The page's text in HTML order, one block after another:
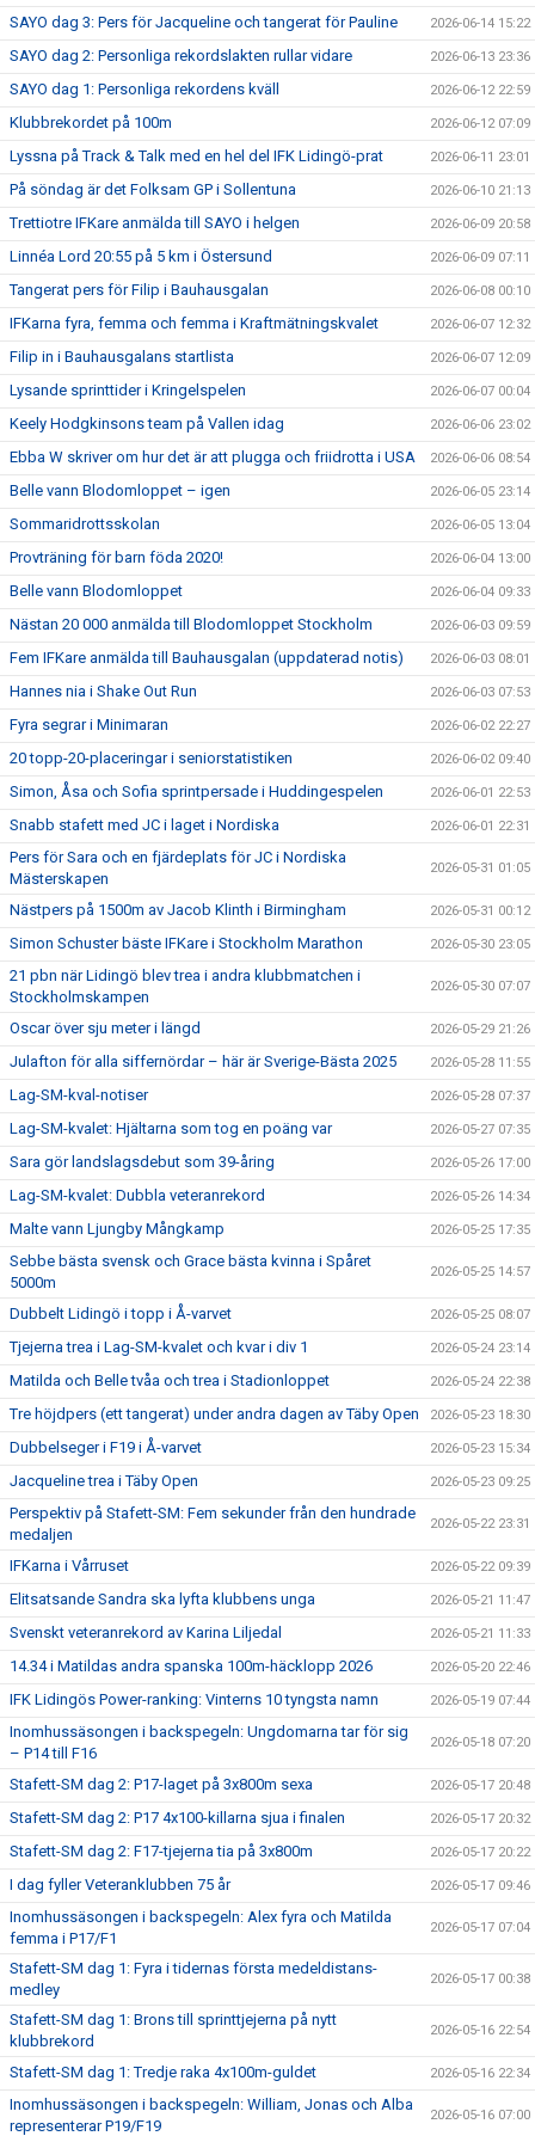
SAYO dag 3: Pers för Jacqueline och tangerat för Pauline 2026-06-14 15:22
SAYO dag 2: Personliga rekordslakten rullar vidare 2026-06-13 23:36
SAYO dag 1: Personliga rekordens kväll 2026-06-12 22:59
Klubbrekordet på 100m 2026-06-12 07:09
Lyssna på Track & Talk med en hel del IFK Lidingö-prat 2026-06-11 23:01
På söndag är det Folksam GP i Sollentuna 2026-06-10 21:13
Trettiotre IFKare anmälda till SAYO i helgen 2026-06-09 20:58
Linnéa Lord 20:55 på 5 km i Östersund 2026-06-09 07:11
Tangerat pers för Filip i Bauhausgalan 2026-06-08 00:10
IFKarna fyra, femma och femma i Kraftmätningskvalet 2026-06-07 12:32
Filip in i Bauhausgalans startlista 2026-06-07 12:09
Lysande sprinttider i Kringelspelen 2026-06-07 00:04
Keely Hodgkinsons team på Vallen idag 2026-06-06 23:02
Ebba W skriver om hur det är att plugga och friidrotta i USA 2026-06-06 08:54
Belle vann Blodomloppet – igen 2026-06-05 23:14
Sommaridrottsskolan 2026-06-05 13:04
Provträning för barn föda 2020! 2026-06-04 13:00
Belle vann Blodomloppet 2026-06-04 09:33
Nästan 20 000 anmälda till Blodomloppet Stockholm 2026-06-03 09:59
Fem IFKare anmälda till Bauhausgalan (uppdaterad notis) 2026-06-03 08:01
Hannes nia i Shake Out Run 2026-06-03 07:53
Fyra segrar i Minimaran 2026-06-02 22:27
20 topp-20-placeringar i seniorstatistiken 2026-06-02 09:40
Simon, Åsa och Sofia sprintpersade i Huddingespelen 2026-06-01 22:53
Snabb stafett med JC i laget i Nordiska 2026-06-01 22:31
Pers för Sara och en fjärdeplats för JC i Nordiska
Mästerskapen
2026-05-31 01:05
Nästpers på 1500m av Jacob Klinth i Birmingham 2026-05-31 00:12
Simon Schuster bäste IFKare i Stockholm Marathon 2026-05-30 23:05
21 pbn när Lidingö blev trea i andra klubbmatchen i
Stockholmskampen
2026-05-30 07:07
Oscar över sju meter i längd 2026-05-29 21:26
Julafton för alla siffernördar – här är Sverige-Bästa 2025 2026-05-28 11:55
Lag-SM-kval-notiser 2026-05-28 07:37
Lag-SM-kvalet: Hjältarna som tog en poäng var 2026-05-27 07:35
Sara gör landslagsdebut som 39-åring 2026-05-26 17:00
Lag-SM-kvalet: Dubbla veteranrekord 2026-05-26 14:34
Malte vann Ljungby Mångkamp 2026-05-25 17:35
Sebbe bästa svensk och Grace bästa kvinna i Spåret
5000m
2026-05-25 14:57
Dubbelt Lidingö i topp i Å-varvet 2026-05-25 08:07
Tjejerna trea i Lag-SM-kvalet och kvar i div 1 2026-05-24 23:14
Matilda och Belle tvåa och trea i Stadionloppet 2026-05-24 22:38
Tre höjdpers (ett tangerat) under andra dagen av Täby Open 2026-05-23 18:30
Dubbelseger i F19 i Å-varvet 2026-05-23 15:34
Jacqueline trea i Täby Open 2026-05-23 09:25
Perspektiv på Stafett-SM: Fem sekunder från den hundrade
medaljen
2026-05-22 23:31
IFKarna i Vårruset 2026-05-22 09:39
Elitsatsande Sandra ska lyfta klubbens unga 2026-05-21 11:47
Svenskt veteranrekord av Karina Liljedal 2026-05-21 11:33
14.34 i Matildas andra spanska 100m-häcklopp 2026 2026-05-20 22:46
IFK Lidingös Power-ranking: Vinterns 10 tyngsta namn 2026-05-19 07:44
Inomhussäsongen i backspegeln: Ungdomarna tar för sig
– P14 till F16
2026-05-18 07:20
Stafett-SM dag 2: P17-laget på 3x800m sexa 2026-05-17 20:48
Stafett-SM dag 2: P17 4x100-killarna sjua i finalen 2026-05-17 20:32
Stafett-SM dag 2: F17-tjejerna tia på 3x800m 2026-05-17 20:22
I dag fyller Veteranklubben 75 år 2026-05-17 09:46
Inomhussäsongen i backspegeln: Alex fyra och Matilda
femma i P17/F1
2026-05-17 07:04
Stafett-SM dag 1: Fyra i tidernas första medeldistans-
medley
2026-05-17 00:38
Stafett-SM dag 1: Brons till sprinttjejerna på nytt
klubbrekord
2026-05-16 22:54
Stafett-SM dag 1: Tredje raka 4x100m-guldet 2026-05-16 22:34
Inomhussäsongen i backspegeln: William, Jonas och Alba
representerar P19/F19
2026-05-16 07:00